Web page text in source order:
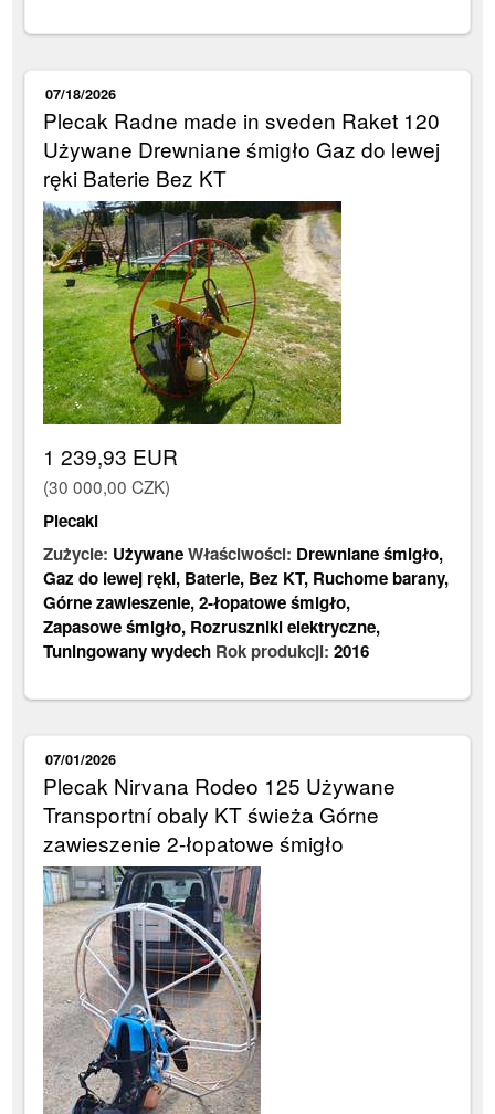
07/18/2026
Plecak Radne made in sveden Raket 120
Używane Drewniane śmigło Gaz do lewej
ręki Baterie Bez KT
1 239,93 EUR
(30 000,00 CZK)
Plecaki
Zużycie: UżywaneWłaściwości: Drewniane śmigło,
Gaz do lewej ręki, Baterie, Bez KT, Ruchome barany,
Górne zawieszenie,2-łopatowe śmigło,
Zapasowe śmigło, Rozruszniki elektryczne,
Tuningowany wydech Rok produkcji:2016
07/01/2026
Plecak Nirvana Rodeo 125 Używane
Transportní obaly KT świeża Górne
zawieszenie 2-łopatowe śmigło